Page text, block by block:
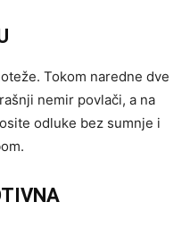
Tokom naredne dve
nemir povlači, a na
odluke bez sumnje i